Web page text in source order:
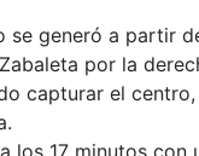
se generó a partir
por la
capturar el
los 17 minutos con